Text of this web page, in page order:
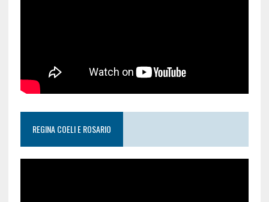
REGINA COELI E ROSARIO